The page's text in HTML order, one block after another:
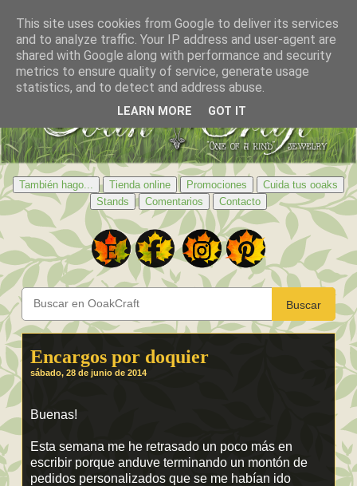
También hago... Tienda online Promociones
Cuida tus ooaks
Stands
Comentarios Contacto
Buscar
Encargos por doquier
sábado, 28 de junio de 2014
Buenas!
Esta semana me he retrasado un poco más en
escribir porque anduve terminando un montón de
pedidos personalizados que se me habían ido
This site uses cookies from Google to deliver its services
and to analyze traffic. Your IP address and user-agent are
shared with Google along with performance and security
metrics to ensure quality of service, generate usage
statistics, and to detect and address abuse.
LEARN MORE GOT IT